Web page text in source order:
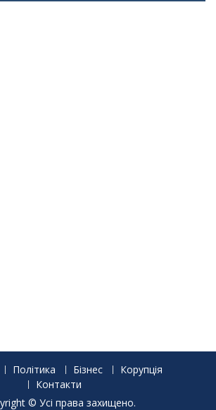
Політика Бізнес
Корупція
Контакти
© Усі права захищено.